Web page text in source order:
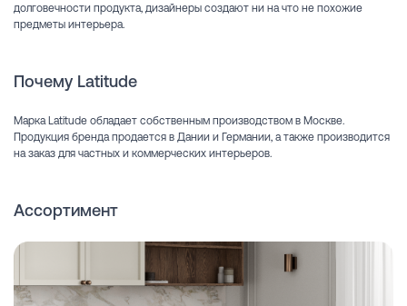
долговечности продукта, дизайнеры создают ни на что не похожие
предметы интерьера.
Почему Latitude
Марка Latitude обладает собственным производством в Москве.
Продукция бренда продается в Дании и Германии, а также производится
на заказ для частных и коммерческих интерьеров.
Ассортимент